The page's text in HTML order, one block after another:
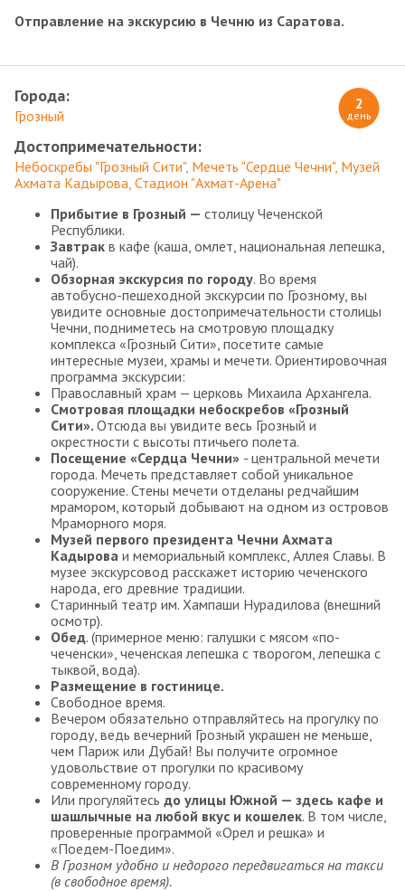
Отправление на экскурсию в Чечню из Саратова.
2
день
Города:
Грозный
Достопримечательности:
Небоскребы "Грозный Сити" Мечеть "Сердце Чечни" Музей
Ахмата Кадырова Стадион "Ахмат-Арена"
Прибытие в Грозный — столицу Чеченской
Республики.
Завтрак в кафе (каша, омлет, национальная лепешка,
чай).
Обзорная экскурсия по городу. Во время
автобусно-пешеходной экскурсии по Грозному, вы
увидите основные достопримечательности столицы
Чечни, подниметесь на смотровую площадку
комплекса «Грозный Сити», посетите самые
интересные музеи, храмы и мечети. Ориентировочная
программа экскурсии:
Православный храм — церковь Михаила Архангела.
Смотровая площадки небоскребов «Грозный
Сити». Отсюда вы увидите весь Грозный и
окрестности с высоты птичьего полета.
Посещение «Сердца Чечни» - центральной мечети
города. Мечеть представляет собой уникальное
сооружение. Стены мечети отделаны редчайшим
мрамором, который добывают на одном из островов
Мраморного моря.
Музей первого президента Чечни Ахмата
Кадырова и мемориальный комплекс, Аллея Славы. В
музее экскурсовод расскажет историю чеченского
народа, его древние традиции.
Старинный театр им. Хампаши Нурадилова (внешний
осмотр).
Обед. (примерное меню: галушки с мясом «по-
чеченски», чеченская лепешка с творогом, лепешка с
тыквой, вода).
Размещение в гостинице.
Свободное время.
Вечером обязательно отправляйтесь на прогулку по
городу, ведь вечерний Грозный украшен не меньше,
чем Париж или Дубай! Вы получите огромное
удовольствие от прогулки по красивому
современному городу.
Или прогуляйтесь до улицы Южной — здесь кафе и
шашлычные на любой вкус и кошелек. В том числе,
проверенные программой «Орел и решка» и
«Поедем-Поедим».
В Грозном удобно и недорого передвигаться на такси
(в свободное время).